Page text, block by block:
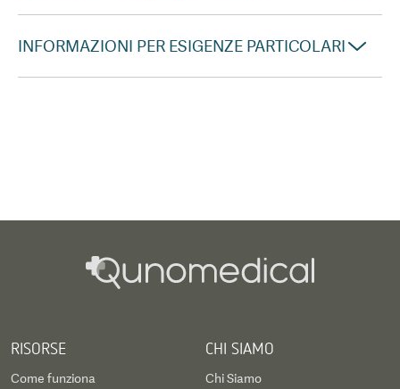
INFORMAZIONI PER ESIGENZE PARTICOLARI
RISORSE
Come funziona
CHI SIAMO
Chi Siamo